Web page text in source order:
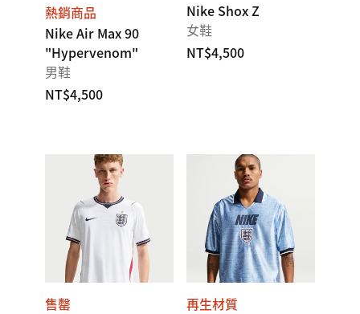
熱銷商品
Nike Air Max 90
"Hypervenom"
男鞋
NT$4,500
Nike Shox Z
女鞋
NT$4,500
售罄
再生材質